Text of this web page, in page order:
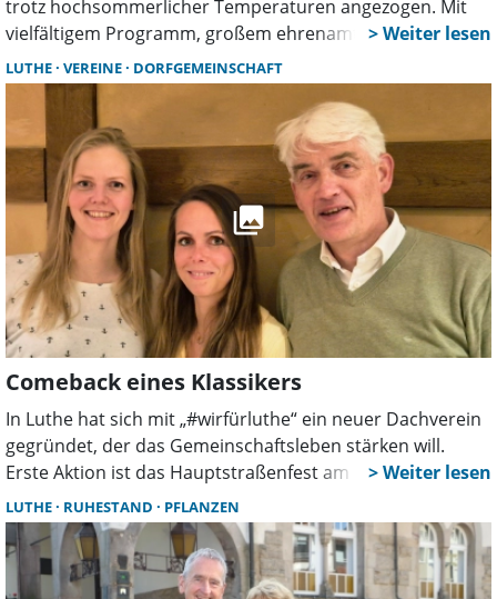
trotz hochsommerlicher Temperaturen angezogen. Mit
vielfältigem Programm, großem ehrenamtlichen
Engagement und ohne Zwischenfälle wurde die
Veranstaltung zu einem gelungenen Zeichen für gelebte
Dorfgemeinschaft.
LUTHE VEREINE DORFGEMEINSCHAFT
Comeback eines Klassikers
In Luthe hat sich mit „#wirfürluthe“ ein neuer Dachverein
gegründet, der das Gemeinschaftsleben stärken will.
Erste Aktion ist das Hauptstraßenfest am 27. Juni. Rund 15
Vereine beteiligen sich, der Erlös kommt zwei
Kindereinrichtungen zugute.
LUTHE RUHESTAND PFLANZEN